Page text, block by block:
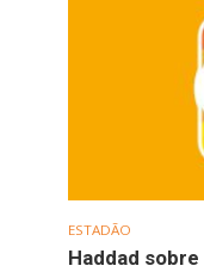
ESTADÃO
Haddad sobre